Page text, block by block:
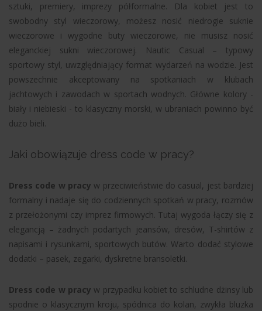
sztuki, premiery, imprezy półformalne. Dla kobiet jest to
swobodny styl wieczorowy, możesz nosić niedrogie suknie
wieczorowe i wygodne buty wieczorowe, nie musisz nosić
eleganckiej sukni wieczorowej. Nautic Casual – typowy
sportowy styl, uwzględniający format wydarzeń na wodzie. Jest
powszechnie akceptowany na spotkaniach w klubach
jachtowych i zawodach w sportach wodnych. Główne kolory -
biały i niebieski - to klasyczny morski, w ubraniach powinno być
dużo bieli.
Jaki obowiązuje dress code w pracy?
Dress code w pracy w przeciwieństwie do casual, jest bardziej
formalny i nadaje się do codziennych spotkań w pracy, rozmów
z przełożonymi czy imprez firmowych. Tutaj wygoda łączy się z
elegancją – żadnych podartych jeansów, dresów, T-shirtów z
napisami i rysunkami, sportowych butów. Warto dodać stylowe
dodatki – pasek, zegarki, dyskretne bransoletki.
Dress code w pracy w przypadku kobiet to schludne dżinsy lub
spodnie o klasycznym kroju, spódnica do kolan, zwykła bluzka